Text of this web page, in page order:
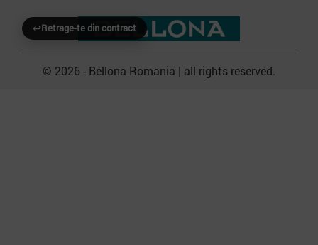
↩Retrage-te din contract
© 2026 - Bellona Romania | all rights reserved.